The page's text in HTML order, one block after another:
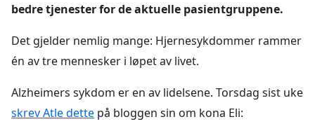
bedre tjenester for de aktuelle pasientgruppene.
Det gjelder nemlig mange: Hjernesykdommer rammer
én av tre mennesker i løpet av livet.
Alzheimers sykdom er en av lidelsene. Torsdag sist uke
skrev Atle dette på bloggen sin om kona Eli: